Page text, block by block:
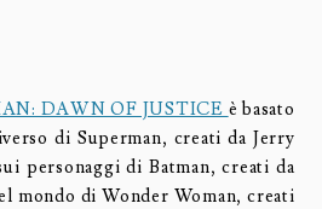
DAWN OF JUSTICE è basato
di Superman, creati da Jerry
personaggi di Batman, creati da
mondo di Wonder Woman, creati